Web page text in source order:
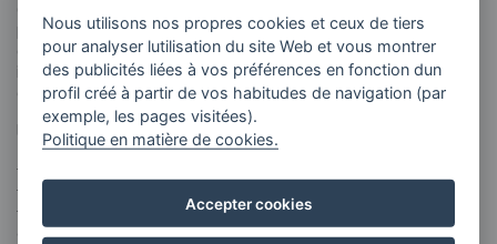
physiques liés à certains des objets intégrés dans les
chorégraphies proposées – verres, balles, ballons, bâtons,
instruments à percussion, blocs de bois/liège, coussins,
cordes…
Le projet sera développé en trois phases :
- Une première présentation de l’initiative aux étudiants.
- Le processus de conception des réunions.
- La réalisation de deux rencontres avec des personnes
atteintes de la maladie d’Alzheimer.
Nous utilisons nos propres cookies et ceux de tiers
pour analyser lutilisation du site Web et vous montrer
des publicités liées à vos préférences en fonction dun
profil créé à partir de vos habitudes de navigation (par
exemple, les pages visitées).
Politique en matière de cookies.
Accepter cookies